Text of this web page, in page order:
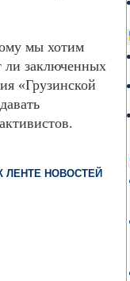
мы хотим
ли заключенных
«Грузинской
ЛЕНТЕ НОВОСТЕЙ